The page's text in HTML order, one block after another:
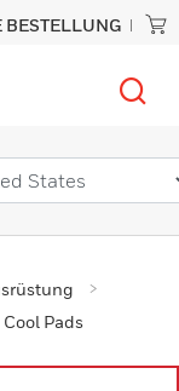
BESTELLUNG
Cool Pads